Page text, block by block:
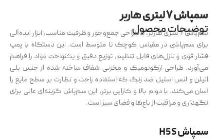
سمپاش ۷ لیتری هاربر
توضیحات محصول
سم‌پاش 7 لیتری هاربر، با طراحی جمع‌وجور و ظرفیت مناسب، ابزار ایده‌آلی
برای سم‌پاشی در مقیاس کوچک تا متوسط است. این دستگاه با پمپ
فشار قوی و نازل‌های قابل تنظیم، توزیع دقیق و یکنواخت مواد را فراهم
می‌آورد. طراحی ارگونومیک و مخزنی شفاف ساخته شده از جنس پلی
اتیلن و لنس استیل ضد زنگ که استفاده راحت و نظارت بر سطح مایع را
آسان می‌کند. با دوام بالا و کارایی برتر، این سم‌پاش گزینه‌ای عالی برای
نگهداری و مراقبت از باغ‌ها و فضای سبز است.
سمپاش H5S